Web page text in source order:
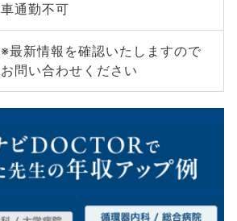
車通勤不可
※最新情報を確認いたしますので
お問い合わせください